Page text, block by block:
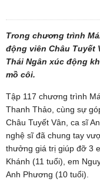
Trong chương trình
động viên Châu Tuyết
Thái Ngân xúc động
mồ côi.
Tập 117 chương trình
Thanh Thảo, cùng sự
Châu Tuyết Vân, ca sĩ
nghệ sĩ đã chung tay
thưởng giá trị giúp đỡ 3
Khánh (11 tuổi), em
Anh Phương (10 tuổi).